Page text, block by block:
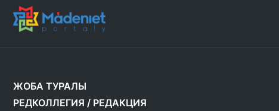
ЖОБА ТУРАЛЫ
РЕДКОЛЛЕГИЯ / РЕДАКЦИЯ